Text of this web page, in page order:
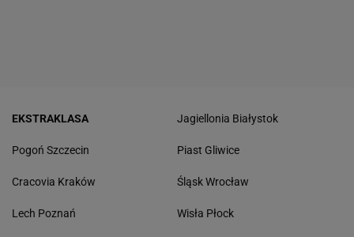
EKSTRAKLASA
Pogoń Szczecin
Cracovia Kraków
Lech Poznań
Jagiellonia Białystok
Piast Gliwice
Śląsk Wrocław
Wisła Płock